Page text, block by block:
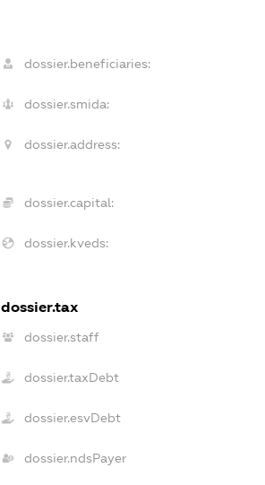
dossier.beneficiaries:
dossier.smida:
dossier.address:
dossier.capital:
dossier.kveds:
dossier.tax
dossier.staff
dossier.taxDebt
dossier.esvDebt
dossier.ndsPayer